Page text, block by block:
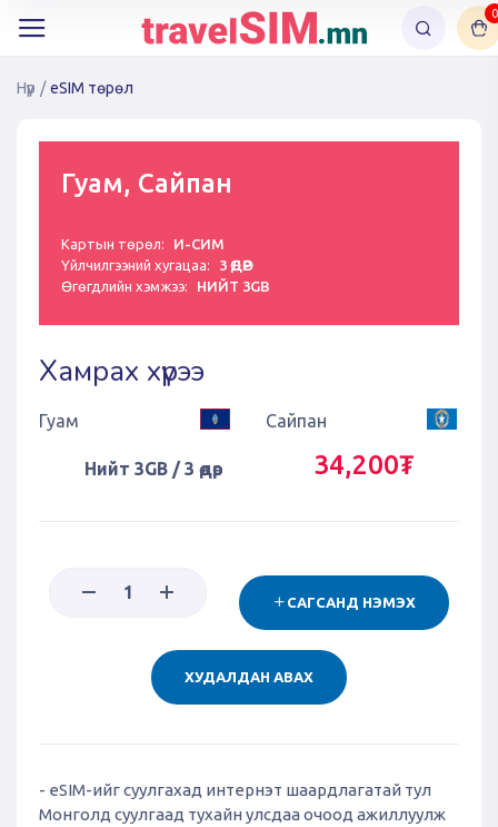
0
Нүүр / eSIM төрөл
Гуам, Сайпан
Картын төрөл:
И-СИМ
Үйлчилгээний хугацаа:
3 ӨДӨР
Өгөгдлийн хэмжээ:
НИЙТ 3GB
Хамрах хүрээ
Гуам Сайпан
Нийт 3GB / 3 өдөр 34,200₮
САГСАНД НЭМЭХ
ХУДАЛДАН АВАХ
- eSIM-ийг суулгахад интернэт шаардлагатай тул
Монголд суулгаад тухайн улсдаа очоод ажиллуулж